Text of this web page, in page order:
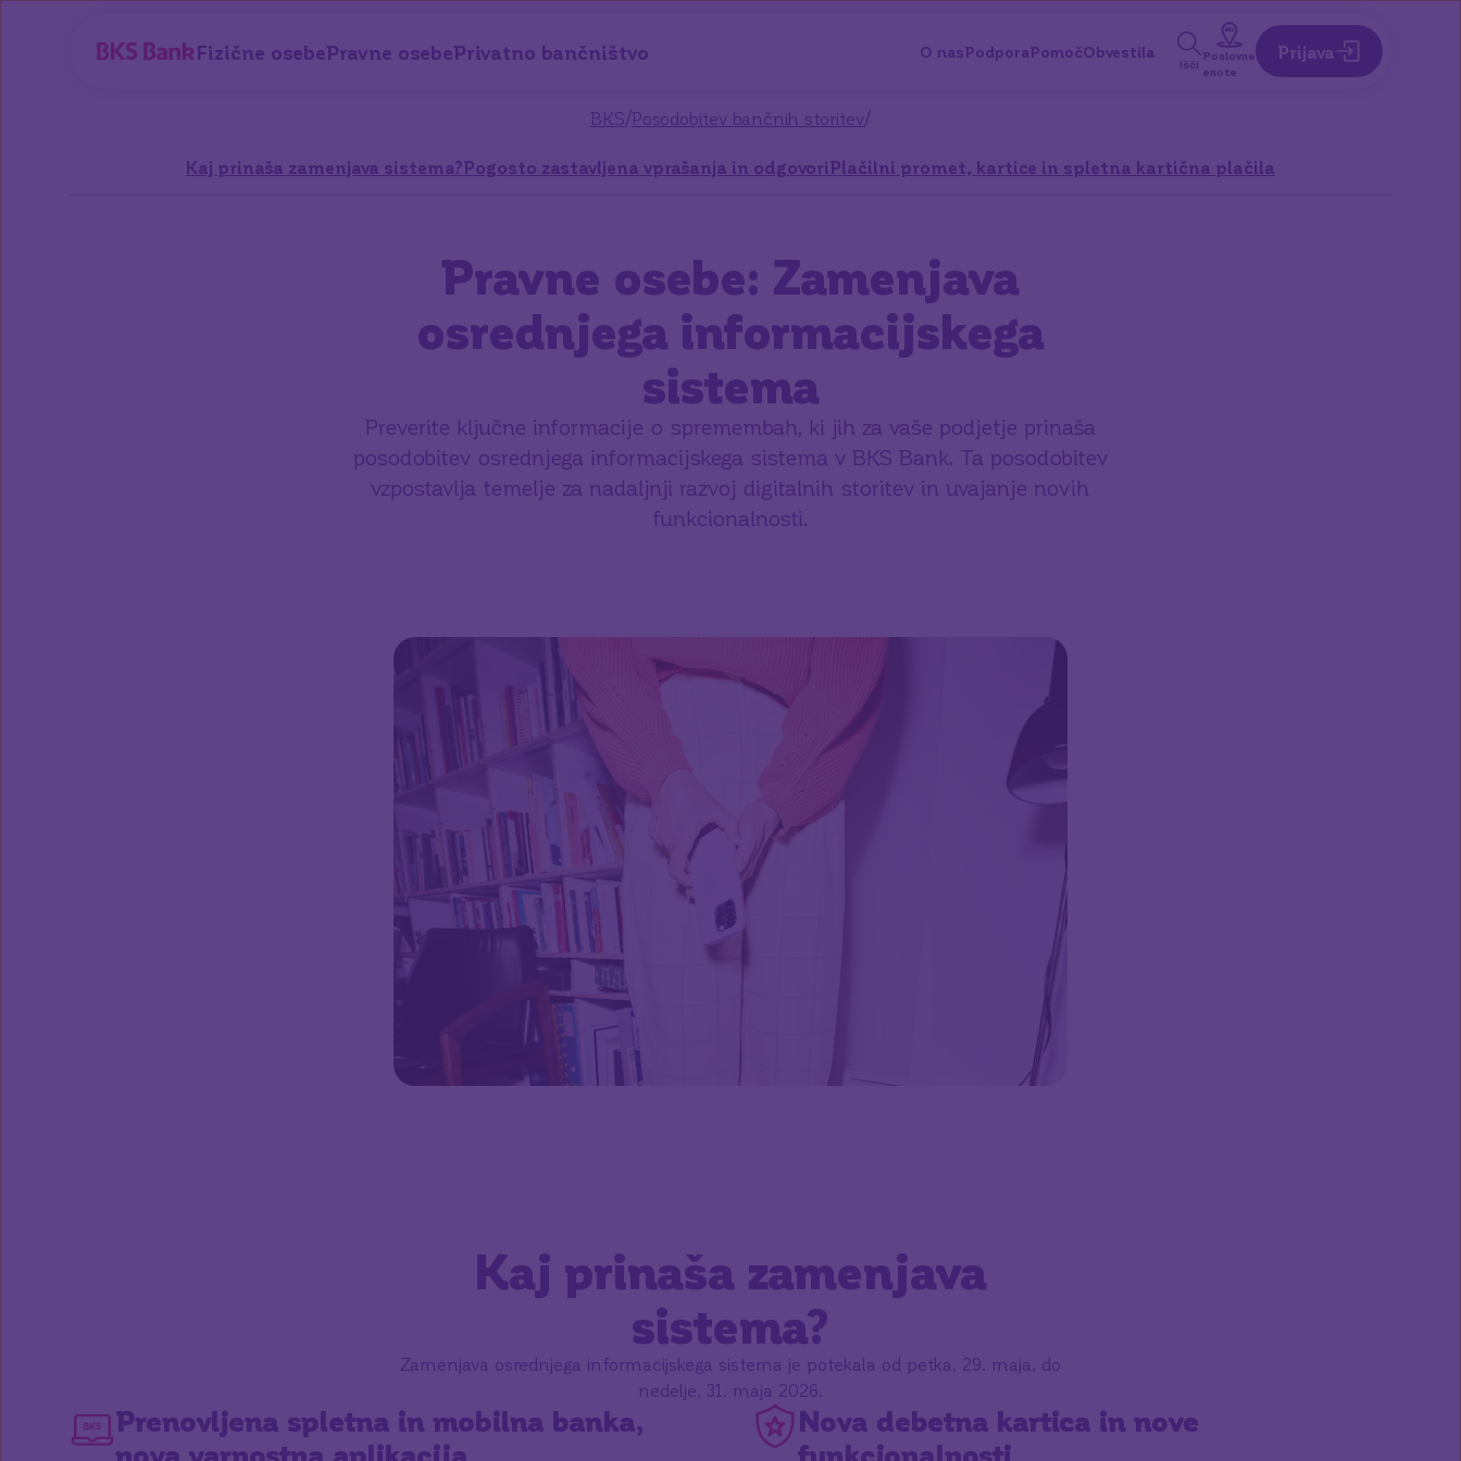
Fizične osebePravne osebePrivatno bančništvo O nasPodporaPomočObvestila
Išči
Poslovne
enote
Prijava
BKS/Posodobitev bančnih storitev/
Kaj prinaša zamenjava sistema?Pogosto zastavljena vprašanja in odgovoriPlačilni promet, kartice in spletna kartična plačila
Pravne osebe: Zamenjava
osrednjega informacijskega
sistema
Preverite ključne informacije o spremembah, ki jih za vaše podjetje prinaša
posodobitev osrednjega informacijskega sistema v BKS Bank. Ta posodobitev
vzpostavlja temelje za nadaljnji razvoj digitalnih storitev in uvajanje novih
funkcionalnosti.
Kaj prinaša zamenjava
sistema?
Zamenjava osrednjega informacijskega sistema je potekala od petka, 29. maja, do
nedelje, 31. maja 2026.
Prenovljena spletna in mobilna banka,
nova varnostna aplikacija
Nova debetna kartica in nove
funkcionalnosti